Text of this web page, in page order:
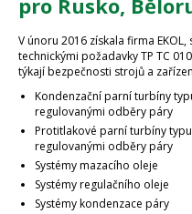
pro Rusko,
V únoru 2016 získala firma
technickými požadavky TP TC
týkají bezpečnosti strojů a
Kondenzační parní turbíny
regulovanými odběry páry
Protitlakové parní turbíny typu
regulovanými odběry páry
Systémy mazacího oleje
Systémy regulačního oleje
Systémy kondenzace páry